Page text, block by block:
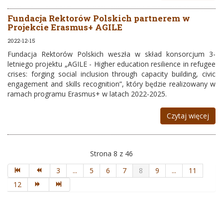
Fundacja Rektorów Polskich partnerem w
Projekcie Erasmus+ AGILE
2022-12-15
Fundacja Rektorów Polskich weszła w skład konsorcjum 3-
letniego projektu „AGILE - Higher education resilience in refugee
crises: forging social inclusion through capacity building, civic
engagement and skills recognition”, który będzie realizowany w
ramach programu Erasmus+ w latach 2022-2025.
Czytaj więcej
Strona 8 z 46
3
... 5 6 7 8 9 ...
11
12